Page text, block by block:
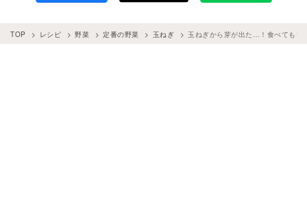
TOP レシピ 野菜 定番の野菜 玉ねぎ 玉ねぎから芽が出た…！食べてもい